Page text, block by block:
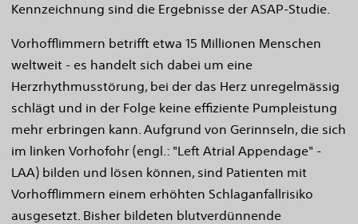
Kennzeichnung sind die Ergebnisse der ASAP-Studie.
Vorhofflimmern betrifft etwa 15 Millionen Menschen
weltweit - es handelt sich dabei um eine
Herzrhythmusstörung, bei der das Herz unregelmässig
schlägt und in der Folge keine effiziente Pumpleistung
mehr erbringen kann. Aufgrund von Gerinnseln, die sich
im linken Vorhofohr (engl.: "Left Atrial Appendage" -
LAA) bilden und lösen können, sind Patienten mit
Vorhofflimmern einem erhöhten Schlaganfallrisiko
ausgesetzt. Bisher bildeten blutverdünnende